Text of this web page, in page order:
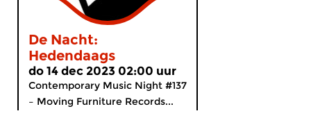
De Nacht:
Hedendaags
do 14 dec 2023 02:00 uur
Contemporary Music Night #137
– Moving Furniture Records...